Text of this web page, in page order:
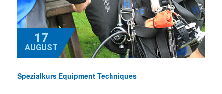
17
AUGUST
Spezialkurs Equipment Techniques